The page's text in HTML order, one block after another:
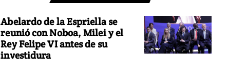
Abelardo de la Espriella se
reunió con Noboa, Milei y el
Rey Felipe VI antes de su
investidura